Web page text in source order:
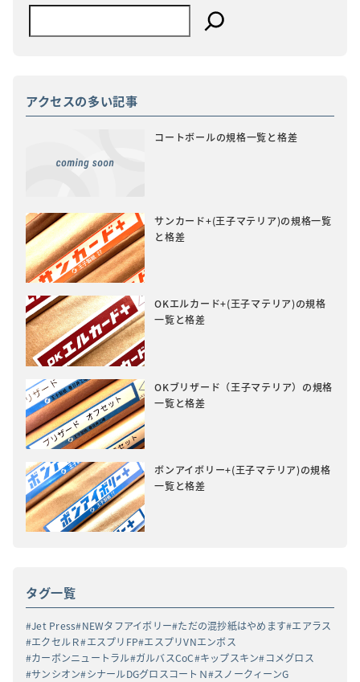
アクセスの多い記事
コートボールの規格一覧と格差
サンカード+(王子マテリア)の規格一覧
と格差
OKエルカード+(王子マテリア)の規格
一覧と格差
OKブリザード（王子マテリア）の規格
一覧と格差
ボンアイボリー+(王子マテリア)の規格
一覧と格差
タグ一覧
Jet Press NEWタフアイボリー ただの混抄紙はやめます エアラス
エクセルＲ エスプリFP エスプリVNエンボス
カーボンニュートラル ガルバスCoC キップスキン コメグロス
サンシオン シナールDGグロスコートＮ スノークィーンG